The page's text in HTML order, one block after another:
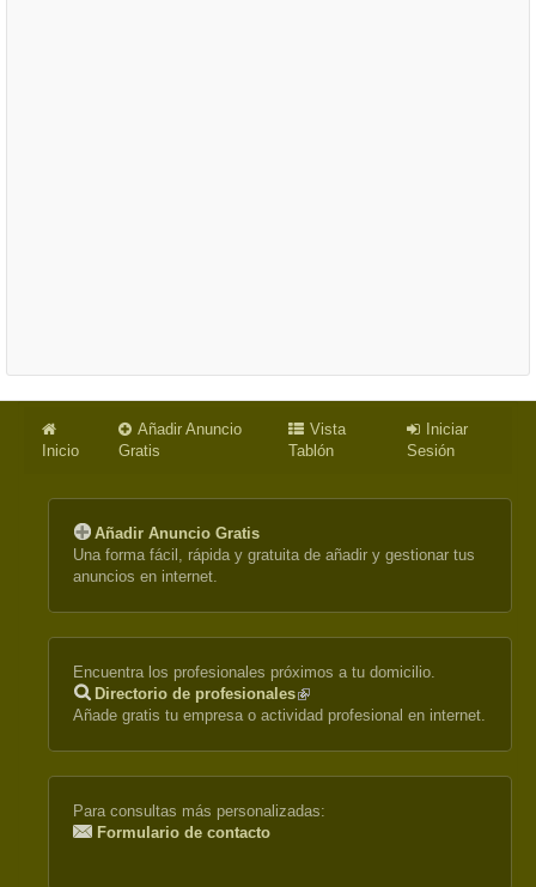
Inicio
Añadir Anuncio
Gratis
Vista
Tablón
Iniciar
Sesión
Añadir Anuncio Gratis
Una forma fácil, rápida y gratuita de añadir y gestionar tus
anuncios en internet.
Encuentra los profesionales próximos a tu domicilio.
Directorio de profesionales(link
is
Añade gratis tu empresa o actividad profesional en internet.
Para consultas más personalizadas:
Formulario de contacto